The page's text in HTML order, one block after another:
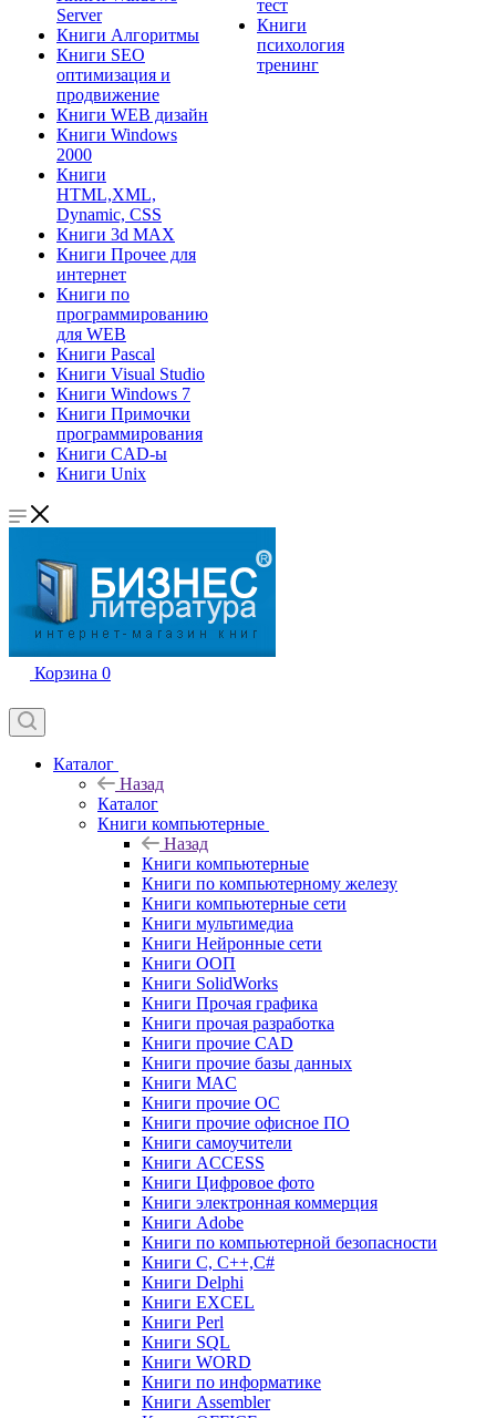
Server
Книги Алгоритмы
Книги SEO
оптимизация и
продвижение
Книги WEB дизайн
Книги Windows
2000
Книги
HTML,XML,
Dynamic, CSS
Книги 3d MAX
Книги Прочее для
интернет
Книги по
программированию
для WEB
Книги Pascal
Книги Visual Studio
Книги Windows 7
Книги Примочки
программирования
Книги CAD-ы
Книги Unix
тест
Книги
психология
тренинг
Корзина 0
Каталог
Назад
Каталог
Книги компьютерные
Назад
Книги компьютерные
Книги по компьютерному железу
Книги компьютерные сети
Книги мультимедиа
Книги Нейронные сети
Книги ООП
Книги SolidWorks
Книги Прочая графика
Книги прочая разработка
Книги прочие CAD
Книги прочие базы данных
Книги MAC
Книги прочие ОС
Книги прочие офисное ПО
Книги самоучители
Книги ACCESS
Книги Цифровое фото
Книги электронная коммерция
Книги Adobe
Книги по компьютерной безопасности
Книги C, C++,С#
Книги Delphi
Книги EXCEL
Книги Perl
Книги SQL
Книги WORD
Книги по информатике
Книги Assembler